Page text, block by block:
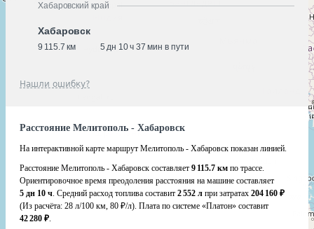
Хабаровский край
Хабаровск
9 115.7 км 5 дн 10 ч 37 мин в пути
Нашли ошибку?
Расстояние Мелитополь - Хабаровск
На интерактивной карте маршрут Мелитополь - Хабаровск показан линией.
Расстояние Мелитополь - Хабаровск составляет 9 115.7 км по трассе.
Ориентировочное время преодоления расстояния на машине составляет
5 дн 10 ч. Средний расход топлива составит 2 552 л при затратах 204 160 ₽
(Из расчёта: 28 л/100 км, 80 ₽/л). Плата по системе «Платон» составит
42 280 ₽.